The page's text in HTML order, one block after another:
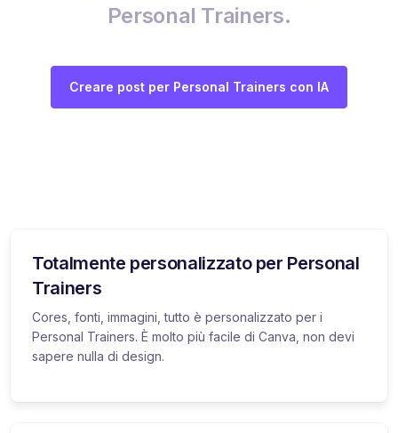
Personal Trainers.
Creare post per Personal Trainers con IA
Totalmente personalizzato per Personal
Trainers
Cores, fonti, immagini, tutto è personalizzato per i
Personal Trainers. È molto più facile di Canva, non devi
sapere nulla di design.